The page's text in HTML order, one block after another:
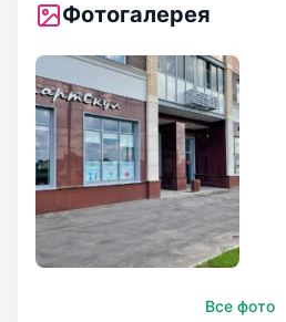
Фотогалерея
Все фото